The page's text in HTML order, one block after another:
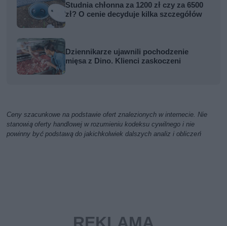
Studnia chłonna za 1200 zł czy za 6500
zł? O cenie decyduje kilka szczegółów
Dziennikarze ujawnili pochodzenie
mięsa z Dino. Klienci zaskoczeni
Ceny szacunkowe na podstawie ofert znalezionych w internecie. Nie
stanowią oferty handlowej w rozumieniu kodeksu cywilnego i nie
powinny być podstawą do jakichkolwiek dalszych analiz i obliczeń